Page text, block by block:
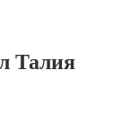
Талия